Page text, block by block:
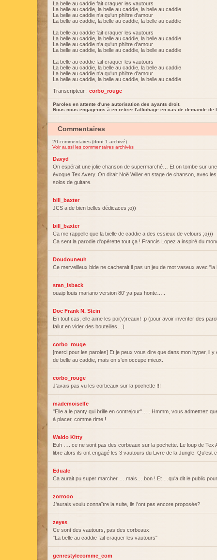
La belle au caddie fait craquer les vautours
La belle au caddie, la belle au caddie, la belle au caddie
La belle au caddie n'a qu'un philtre d'amour
La belle au caddie, la belle au caddie, la belle au caddie
La belle au caddie fait craquer les vautours
La belle au caddie, la belle au caddie, la belle au caddie
La belle au caddie n'a qu'un philtre d'amour
La belle au caddie, la belle au caddie, la belle au caddie
La belle au caddie fait craquer les vautours
La belle au caddie, la belle au caddie, la belle au caddie
La belle au caddie n'a qu'un philtre d'amour
La belle au caddie, la belle au caddie, la belle au caddie
Transcripteur : corbo_rouge
Paroles en attente d'une autorisation des ayants droit.
Nous nous engageons à en retirer l'affichage en cas de demande de
Commentaires
20 commentaires (dont 1 archivé)
Voir aussi les commentaires archivés
Davyd
On espérait une jolie chanson de supermarché… Et on tombe sur
évoque Tex Avery. On dirait Noë Willer en stage de chanson, avec
solos de guitare.
bill_baxter
JCS a de bien belles dédicaces ;o))
bill_baxter
Ca me rappelle que la bielle de caddie a des essieux de velours ;o)))
Ca sent la parodie d'opérette tout ça ! Francis Lopez a inspiré du
Doudouneuh
Ce merveilleux bide ne cacherait il pas un jeu de mot vaseux avec "la
sran_isback
ouaip louis mariano version 80' ya pas honte…..
Doc Frank N. Stein
En tout cas, elle aime les poi(v)reaux! :p (pour avoir inventer des
fallut en vider des bouteilles…)
corbo_rouge
[merci pour les paroles] Et je peux vous dire que dans mon hyper, il y
de belle au caddie, mais on s'en occupe mieux.
corbo_rouge
J'avais pas vu les corbeaux sur la pochette !!!
mademoiselfe
"Elle a le panty qui brille en contrejour"….. Hmmm, vous admettrez
à placer, comme rime !
Waldo Kitty
Euh …. ce ne sont pas des corbeaux sur la pochette. Le loup de Tex
libre alors ils ont engagé les 3 vautours du Livre de la Jungle. Qu'est
Edualc
Ca aurait pu super marcher ….mais….bon ! Et …qu'a dit le public
zorrooo
J'aurais voulu connaître la suite, ils l'ont pas encore proposée?
zeyes
Ce sont des vautours, pas des corbeaux:
"La belle au caddie fait craquer les vautours"
genrestylecomme_com